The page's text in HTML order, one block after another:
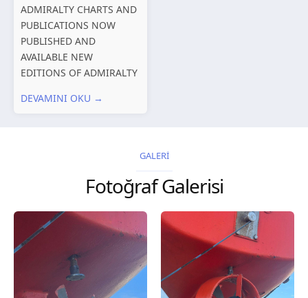
ADMIRALTY CHARTS AND
PUBLICATIONS NOW
PUBLISHED AND
AVAILABLE NEW
EDITIONS OF ADMIRALTY
PUBLICATIONS New
remarks 67 Gulf of...
DEVAMINI OKU →
GALERİ
Fotoğraf Galerisi
galeri 3